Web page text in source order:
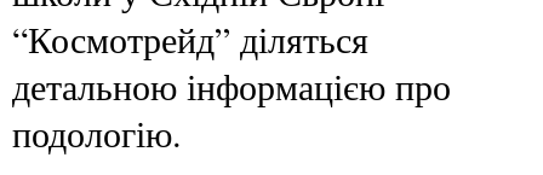
“Космотрейд” діляться
детальною інформацією про
подологію.